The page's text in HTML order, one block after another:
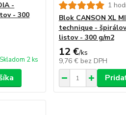
-
- 300
Skladom 2 ks
1
Blok CANSON XL
technique -
listov - 300 g/m2
12 €/ks
9,76 € bez DPH